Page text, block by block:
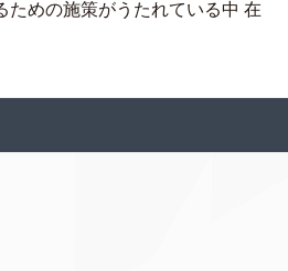
ための施策がうたれている中 在